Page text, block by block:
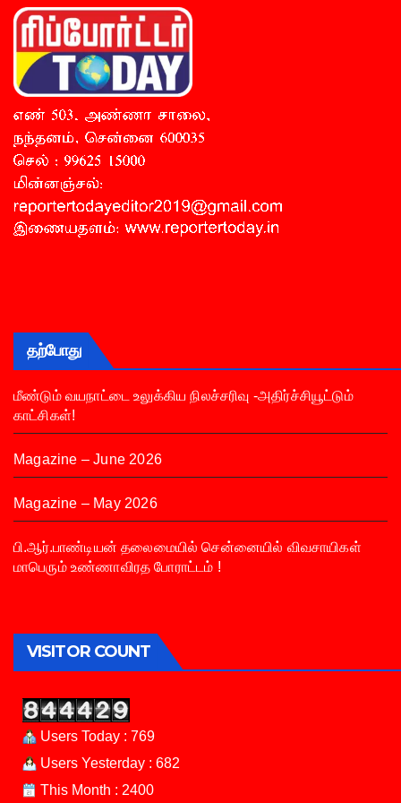
தற்போது
மீண்டும் வயநாட்டை உலுக்கிய நிலச்சரிவு -அதிர்ச்சியூட்டும்
காட்சிகள்!
Magazine – June 2026
Magazine – May 2026
பி.ஆர்.பாண்டியன் தலைமையில் சென்னையில் விவசாயிகள்
மாபெரும் உண்ணாவிரத போராட்டம் !
VISITOR COUNT
Users Today : 769
Users Yesterday : 682
This Month : 2400